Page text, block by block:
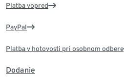
Platba vopred
PayPal
Platba v hotovosti pri osobnom odbere
Dodanie